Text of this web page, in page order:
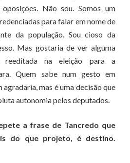
Não sou. Somos um
para falar em nome de
da população. Sou cioso da
Mas gostaria de ver alguma
reeditada na eleição para a
Quem sabe num gesto em
agradaria, mas é uma decisão que
autonomia pelos deputados.
a frase de Tancredo que
do que projeto, é destino.